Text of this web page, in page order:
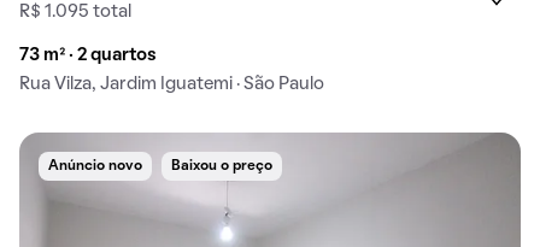
R$ 1.095 total
73 m² · 2 quartos
Rua Vilza, Jardim Iguatemi · São Paulo
Anúncio novo Baixou o preço